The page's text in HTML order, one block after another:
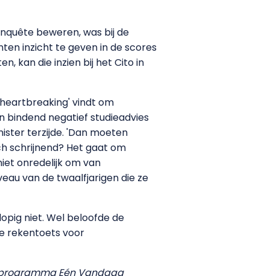
beweren, was bij de
inzicht te geven in de scores
kan die inzien bij het Cito in
vindt om
bindend negatief studieadvies
terzijde. 'Dan moeten
schrijnend? Het gaat om
onredelijk om van
van de twaalfjarigen die ze
niet. Wel beloofde de
rekentoets voor
Eén Vandaag